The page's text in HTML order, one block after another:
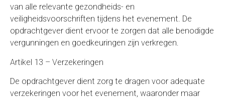
van alle relevante gezondheids- en
veiligheidsvoorschriften tijdens het evenement. De
opdrachtgever dient ervoor te zorgen dat alle benodigde
vergunningen en goedkeuringen zijn verkregen.
Artikel 13 – Verzekeringen
De opdrachtgever dient zorg te dragen voor adequate
verzekeringen voor het evenement, waaronder maar